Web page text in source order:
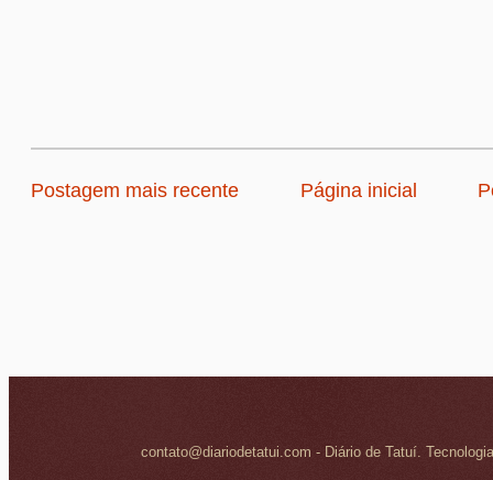
Postagem mais recente Página inicial
contato@diariodetatui.com - Diário de Tatuí.